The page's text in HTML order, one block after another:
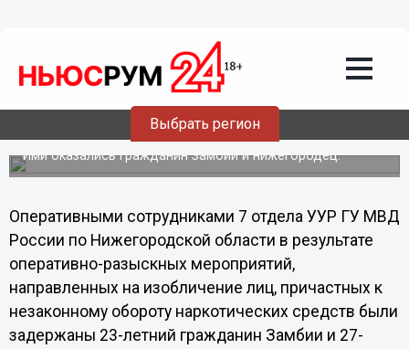
Выбрать регион
03.07.201317:37
В Нижнем Новгороде задержаны
подозреваемые в сбыте марихуаны
Ими оказались гражданин Замбии и нижегородец.
Оперативными сотрудниками 7 отдела УУР ГУ МВД
России по Нижегородской области в результате
оперативно-разыскных мероприятий,
направленных на изобличение лиц, причастных к
незаконному обороту наркотических средств были
задержаны 23-летний гражданин Замбии и 27-